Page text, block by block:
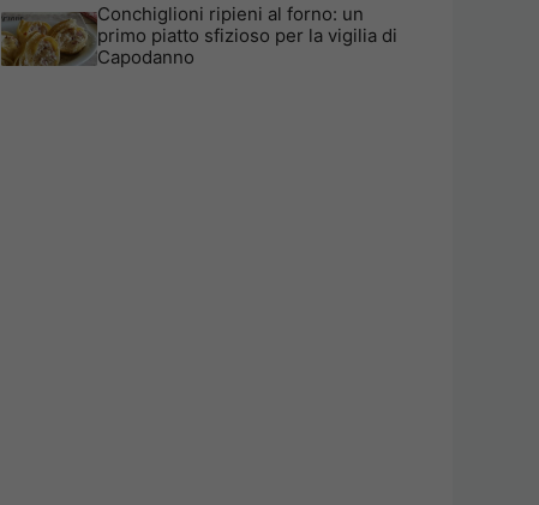
Conchiglioni ripieni al forno: un
primo piatto sfizioso per la vigilia di
Capodanno